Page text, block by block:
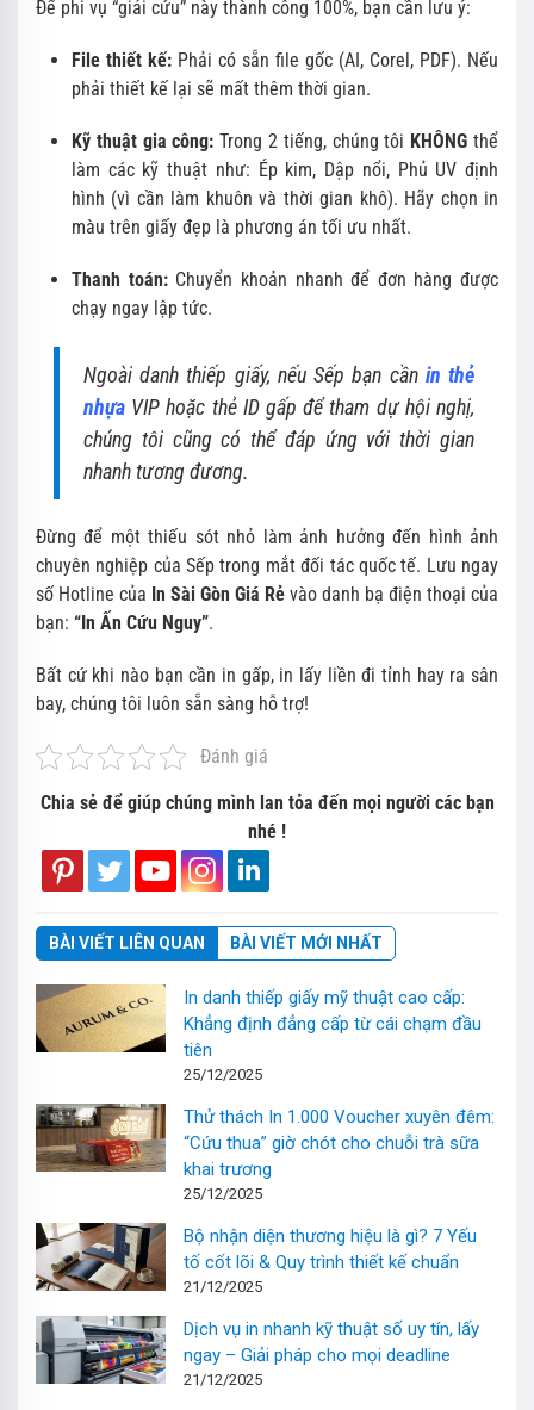
Để phi vụ “giải cứu” này thành công 100%, bạn cần lưu ý:
File thiết kế: Phải có sẵn file gốc (AI, Corel, PDF). Nếu
phải thiết kế lại sẽ mất thêm thời gian.
Kỹ thuật gia công: Trong 2 tiếng, chúng tôi KHÔNG thể
làm các kỹ thuật như: Ép kim, Dập nổi, Phủ UV định
hình (vì cần làm khuôn và thời gian khô). Hãy chọn in
màu trên giấy đẹp là phương án tối ưu nhất.
Thanh toán:Chuyển khoản nhanh để đơn hàng được
chạy ngay lập tức.
Ngoài danh thiếp giấy, nếu Sếp bạn cần in thẻ
nhựa VIP hoặc thẻ ID gấp để tham dự hội nghị,
chúng tôi cũng có thể đáp ứng với thời gian
nhanh tương đương.
Đừng để một thiếu sót nhỏ làm ảnh hưởng đến hình ảnh
chuyên nghiệp của Sếp trong mắt đối tác quốc tế. Lưu ngay
số Hotline của In Sài Gòn Giá Rẻ vào danh bạ điện thoại của
bạn: “In Ấn Cứu Nguy”.
Bất cứ khi nào bạn cần in gấp, in lấy liền đi tỉnh hay ra sân
bay, chúng tôi luôn sẵn sàng hỗ trợ!
Đánh giá
Chia sẻ để giúp chúng mình lan tỏa đến mọi người các bạn
nhé !
BÀI VIẾT LIÊN QUAN BÀI VIẾT MỚI NHẤT
In danh thiếp giấy mỹ thuật cao cấp:
Khẳng định đẳng cấp từ cái chạm đầu
tiên
25/12/2025
Thử thách In 1.000 Voucher xuyên đêm:
“Cứu thua” giờ chót cho chuỗi trà sữa
khai trương
25/12/2025
Bộ nhận diện thương hiệu là gì? 7 Yếu
tố cốt lõi & Quy trình thiết kế chuẩn
21/12/2025
Dịch vụ in nhanh kỹ thuật số uy tín, lấy
ngay – Giải pháp cho mọi deadline
21/12/2025